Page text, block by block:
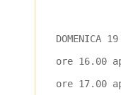
DOMENICA 19
ore 16.00
ore 17.00